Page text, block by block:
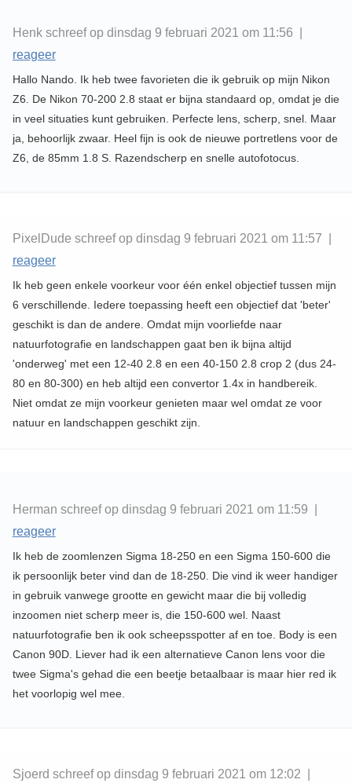
Henk schreef op dinsdag 9 februari 2021 om 11:56 |
reageer
Hallo Nando. Ik heb twee favorieten die ik gebruik op mijn Nikon
Z6. De Nikon 70-200 2.8 staat er bijna standaard op, omdat je die
in veel situaties kunt gebruiken. Perfecte lens, scherp, snel. Maar
ja, behoorlijk zwaar. Heel fijn is ook de nieuwe portretlens voor de
Z6, de 85mm 1.8 S. Razendscherp en snelle autofotocus.
PixelDude schreef op dinsdag 9 februari 2021 om 11:57 |
reageer
Ik heb geen enkele voorkeur voor één enkel objectief tussen mijn
6 verschillende. Iedere toepassing heeft een objectief dat 'beter'
geschikt is dan de andere. Omdat mijn voorliefde naar
natuurfotografie en landschappen gaat ben ik bijna altijd
'onderweg' met een 12-40 2.8 en een 40-150 2.8 crop 2 (dus 24-
80 en 80-300) en heb altijd een convertor 1.4x in handbereik.
Niet omdat ze mijn voorkeur genieten maar wel omdat ze voor
natuur en landschappen geschikt zijn.
Herman schreef op dinsdag 9 februari 2021 om 11:59 |
reageer
Ik heb de zoomlenzen Sigma 18-250 en een Sigma 150-600 die
ik persoonlijk beter vind dan de 18-250. Die vind ik weer handiger
in gebruik vanwege grootte en gewicht maar die bij volledig
inzoomen niet scherp meer is, die 150-600 wel. Naast
natuurfotografie ben ik ook scheepsspotter af en toe. Body is een
Canon 90D. Liever had ik een alternatieve Canon lens voor die
twee Sigma's gehad die een beetje betaalbaar is maar hier red ik
het voorlopig wel mee.
Sjoerd schreef op dinsdag 9 februari 2021 om 12:02 |